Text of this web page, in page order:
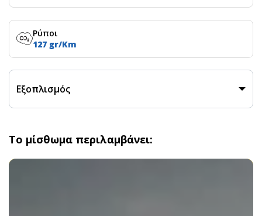
Ρύποι
127 gr/Km
Εξοπλισμός
Το μίσθωμα περιλαμβάνει: